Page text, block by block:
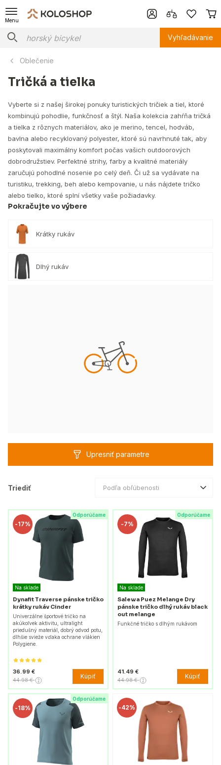
Menu
Vyhľadávanie
Oblečenie
Tričká a tielka
Vyberte si z našej širokej ponuky turistických tričiek a tiel, ktoré
kombinujú pohodlie, funkčnosť a štýl. Naša kolekcia zahŕňa tričká
a tielka z rôznych materiálov, ako je merino, tencel, hodváb,
bavlna alebo recyklovaný polyester, ktoré sú navrhnuté tak, aby
poskytovali maximálny komfort počas vašich outdoorových
dobrodružstiev. Perfektné strihy, farby a kvalitné materiály
zaručujú pohodlné nosenie po celý deň. Či už sa vydávate na
turistiku, trekking, beh alebo kempovanie, u nás nájdete tričko
alebo tielko, ktoré splní všetky vaše požiadavky.
Pokračujte vo výbere
Krátky rukáv
Dlhý rukáv
Upresniť parametre
Triediť Podľa obľúbenosti
Odporúčame
-17%
Na sklade
Dynafit Traverse pánske tričko
krátky rukáv Cinder
Univerzálne športové tričko na
akúkoľvek aktivitu, ultralight
priedušný materiál, dobrý odvod potu,
dlhšie svieže vďaka ochrane vlákien
Polygiene.
36.99 €
44.98 € Kúpiť
Odporúčame
-7%
Na sklade
Salewa Puez Melange Dry
pánske tričko dlhý rukáv black
out melange
Funkčné tričko s dlhým rukávom
41.49 €
44.98 € Kúpiť
Odporúčame
-18% -42%